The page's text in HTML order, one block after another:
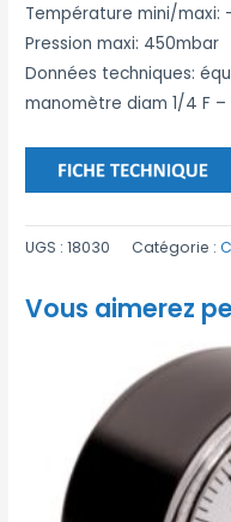
Température mini/maxi:
Pression maxi: 450mbar
Données techniques:
manomètre diam 1/4 F –
UGS :18030 Catégorie :
Vous aimerez